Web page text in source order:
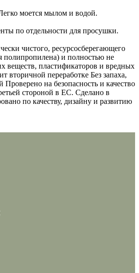
моется мылом и водой.
по отдельности для просушки.
чистого, ресурсосберегающего
полипропилена) и полностью не
веществ, пластификаторов и вредных
вторичной переработке Без запаха,
на безопасность и качество
стороной в ЕС. Сделано в
по качеству, дизайну и развитию